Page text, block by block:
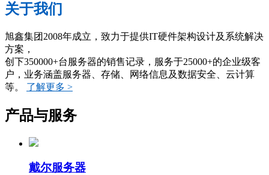
关于我们
旭鑫集团2008年成立，致力于提供IT硬件架构设计及系统解决
方案，
创下350000+台服务器的销售记录，服务于25000+的企业级客
户，业务涵盖服务器、存储、网络信息及数据安全、云计算
等。 了解更多 >
产品与服务
戴尔服务器